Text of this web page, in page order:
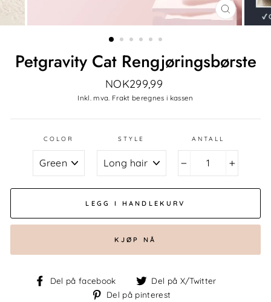
LUKK
DIALOG
Petgravity Cat Rengjøringsbørste
ordinær
pris
NOK299,99
Inkl. mva. Frakt beregnes i kassen
COLOR STYLE ANTALL
LEGG I HANDLEKURV
KJØP NÅ
Del på facebook
Del
på
Del på X/Twitter
Del på pinterest